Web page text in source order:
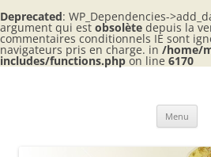
Deprecated: WP_Dependencies-
argument qui est obsolète depuis la
commentaires conditionnels IE sont
navigateurs pris en charge. in /home/
includes/functions.php on line 6170
Aller
Menu